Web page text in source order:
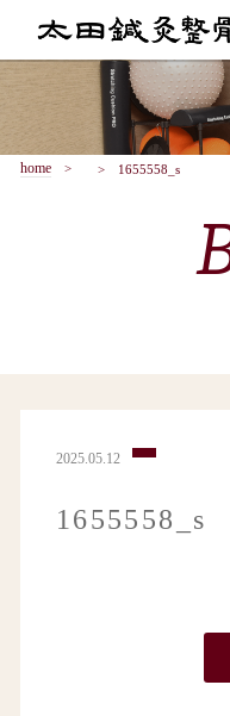
home 1655558_s
2025.05.12
1655558_s